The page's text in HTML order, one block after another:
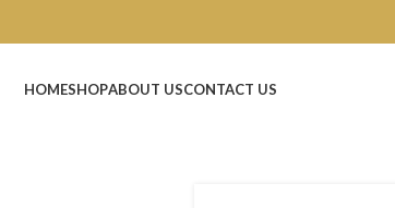
HOMESHOPABOUT USCONTACT US